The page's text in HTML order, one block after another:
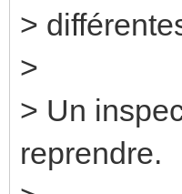
>
>
> Un
reprendre.